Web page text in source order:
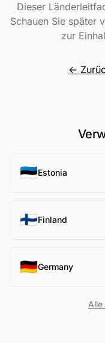
Dieser
Schauen Sie später
zur
←
🇪🇪Estonia
🇫🇮Finland
🇩🇪Germany